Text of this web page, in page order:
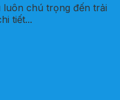
luôn chú trọng đến trải
tiết...